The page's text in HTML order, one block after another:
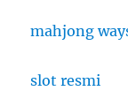
mahjong
slot resmi